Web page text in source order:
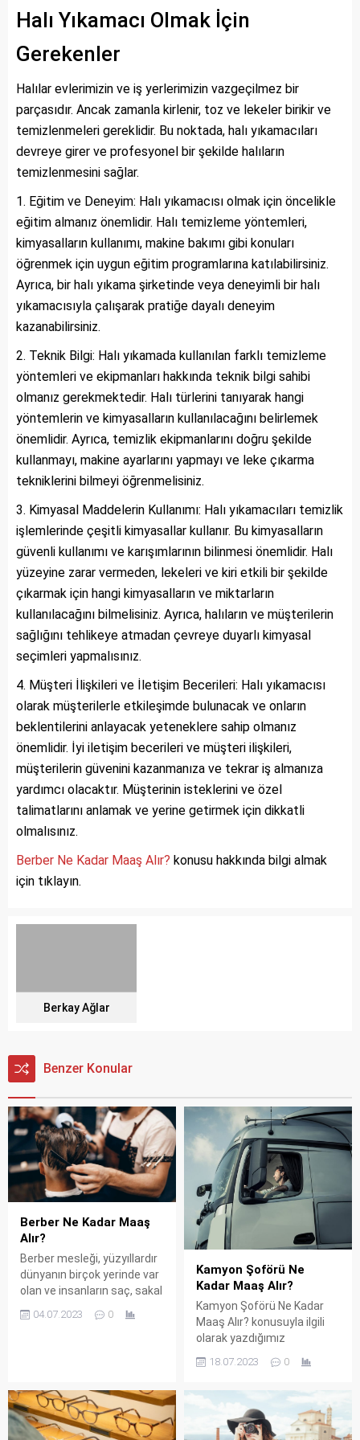
Halı Yıkamacı Olmak İçin
Gerekenler
Halılar evlerimizin ve iş yerlerimizin vazgeçilmez bir
parçasıdır. Ancak zamanla kirlenir, toz ve lekeler birikir ve
temizlenmeleri gereklidir. Bu noktada, halı yıkamacıları
devreye girer ve profesyonel bir şekilde halıların
temizlenmesini sağlar.
Eğitim ve Deneyim: Halı yıkamacısı olmak için öncelikle
eğitim almanız önemlidir. Halı temizleme yöntemleri,
kimyasalların kullanımı, makine bakımı gibi konuları
öğrenmek için uygun eğitim programlarına katılabilirsiniz.
Ayrıca, bir halı yıkama şirketinde veya deneyimli bir halı
yıkamacısıyla çalışarak pratiğe dayalı deneyim
kazanabilirsiniz.
Teknik Bilgi: Halı yıkamada kullanılan farklı temizleme
yöntemleri ve ekipmanları hakkında teknik bilgi sahibi
olmanız gerekmektedir. Halı türlerini tanıyarak hangi
yöntemlerin ve kimyasalların kullanılacağını belirlemek
önemlidir. Ayrıca, temizlik ekipmanlarını doğru şekilde
kullanmayı, makine ayarlarını yapmayı ve leke çıkarma
tekniklerini bilmeyi öğrenmelisiniz.
Kimyasal Maddelerin Kullanımı: Halı yıkamacıları temizlik
işlemlerinde çeşitli kimyasallar kullanır. Bu kimyasalların
güvenli kullanımı ve karışımlarının bilinmesi önemlidir. Halı
yüzeyine zarar vermeden, lekeleri ve kiri etkili bir şekilde
çıkarmak için hangi kimyasalların ve miktarların
kullanılacağını bilmelisiniz. Ayrıca, halıların ve müşterilerin
sağlığını tehlikeye atmadan çevreye duyarlı kimyasal
seçimleri yapmalısınız.
Müşteri İlişkileri ve İletişim Becerileri: Halı yıkamacısı
olarak müşterilerle etkileşimde bulunacak ve onların
beklentilerini anlayacak yeteneklere sahip olmanız
önemlidir. İyi iletişim becerileri ve müşteri ilişkileri,
müşterilerin güvenini kazanmanıza ve tekrar iş almanıza
yardımcı olacaktır. Müşterinin isteklerini ve özel
talimatlarını anlamak ve yerine getirmek için dikkatli
olmalısınız.
Berber Ne Kadar Maaş Alır? konusu hakkında bilgi almak
için tıklayın.
Berkay Ağlar
Benzer Konular
Berber Ne Kadar Maaş
Alır?
Berber mesleği, yüzyıllardır
dünyanın birçok yerinde var
olan ve insanların saç, sakal
ihtiyaçlarını karşılamaya
gibi işlemlerini
gerçekleştirirken, aynı
zamanda bir sosyal merkez
04.07.2023 0
Kamyon Şoförü Ne
Kadar Maaş Alır?
Kamyon Şoförü Ne Kadar
Maaş Alır? konusuyla ilgili
olarak yazdığımız
taşımacılık sektörünün
kamyon şoförleri, ekonomik
ve ticari faaliyetlerin
sürdürülebilirliğinde önemli
18.07.2023 0